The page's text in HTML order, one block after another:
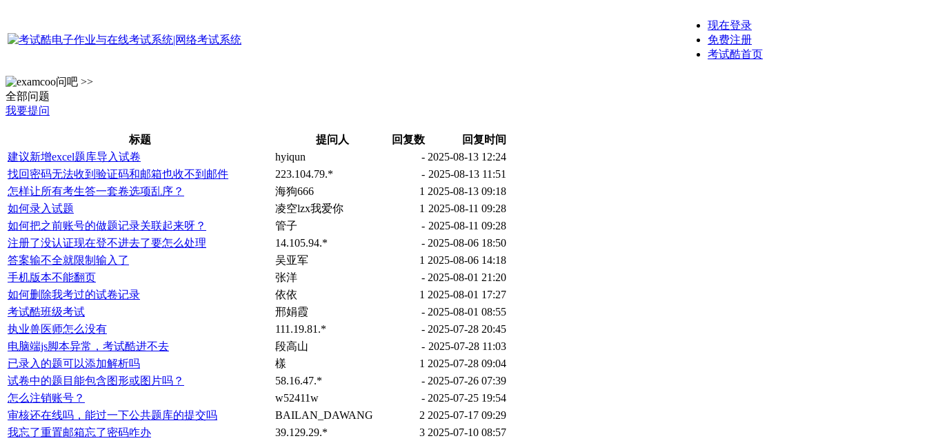
现在登录
免费注册
考试酷首页
问吧 >>
全部问题
我要提问
标题 提问人 回复数
回复时间
建议新增excel题库导入试卷
hyiqun - 2025-08-13 12:24
找回密码无法收到验证码和邮箱也收不到邮件
223.104.79.* - 2025-08-13 11:51
怎样让所有考生答一套卷选项乱序？
海狗666 1 2025-08-13 09:18
如何录入试题
凌空lzx我爱你 1 2025-08-11 09:28
如何把之前账号的做题记录关联起来呀？
管子 - 2025-08-11 09:28
注册了没认证现在登不进去了要怎么处理
14.105.94.* - 2025-08-06 18:50
答案输不全就限制输入了
吴亚军 1 2025-08-06 14:18
手机版本不能翻页
张洋 - 2025-08-01 21:20
如何删除我考过的试卷记录
依依 1 2025-08-01 17:27
考试酷班级考试
邢娟霞 - 2025-08-01 08:55
执业兽医师怎么没有
111.19.81.* - 2025-07-28 20:45
电脑端js脚本异常，考试酷进不去
段高山 - 2025-07-28 11:03
已录入的题可以添加解析吗
樣 1 2025-07-28 09:04
试卷中的题目能包含图形或图片吗？
58.16.47.* - 2025-07-26 07:39
怎么注销账号？
w52411w - 2025-07-25 19:54
审核还在线吗，能过一下公共题库的提交吗
BAILAN_DAWANG 2 2025-07-17 09:29
我忘了重置邮箱忘了密码咋办
39.129.29.* 3 2025-07-10 08:57